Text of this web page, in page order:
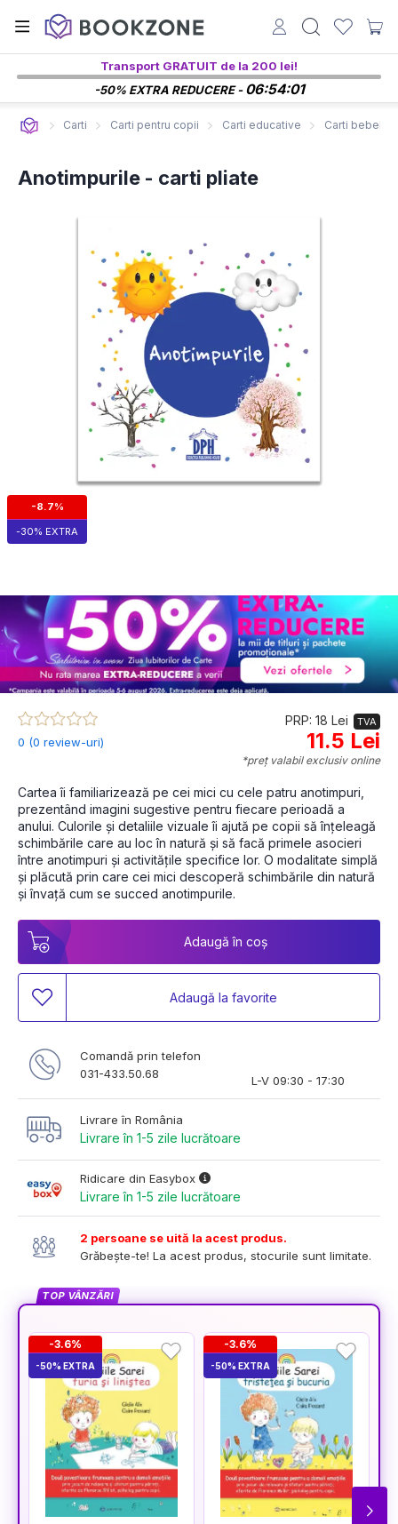
Transport GRATUIT de la 200 lei!
-50% EXTRA REDUCERE -06:54:00
Carti Carti pentru copii Carti educative Carti bebelusi
Anotimpurile - carti pliate
-8.7%
-30% EXTRA
0 (0 review-uri)
PRP: 18 Lei TVA
11.5 Lei
*preț valabil exclusiv online
Cartea îi familiarizează pe cei mici cu cele patru anotimpuri,
prezentând imagini sugestive pentru fiecare perioadă a
anului. Culorile și detaliile vizuale îi ajută pe copii să înțeleagă
schimbările care au loc în natură și să facă primele asocieri
între anotimpuri și activitățile specifice lor. O modalitate simplă
și plăcută prin care cei mici descoperă schimbările din natură
și învață cum se succed anotimpurile.
Adaugă în coș
Adaugă la favorite
Comandă prin telefon
031-433.50.68
L-V 09:30 - 17:30
Livrare în România
Livrare în 1-5 zile lucrătoare
Ridicare din Easybox
Livrare în 1-5 zile lucrătoare
2 persoane se uită la acest produs.
Grăbește-te! La acest produs, stocurile sunt limitate.
TOP VÂNZĂRI
-3.6%
-50% EXTRA
-3.6%
-50% EXTRA